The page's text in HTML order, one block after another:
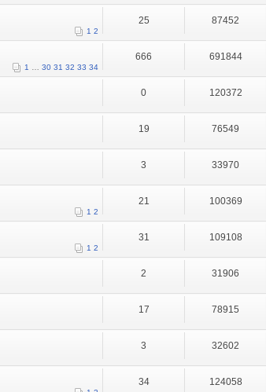
1 2
25 87452
1 30 31 32 33 34
666 691844
0 120372
19 76549
3 33970
1 2
21 100369
1 2
31 109108
2 31906
17 78915
3 32602
34 124058